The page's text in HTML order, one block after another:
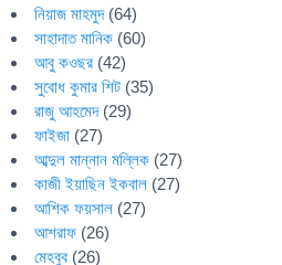
নিয়াজ মাহমুদ(64)
সাহাদাত মানিক (60)
আবু কওছর (42)
সুবোধ কুমার শিট (35)
রাজু আহমেদ(29)
ফাইজা (27)
আব্দুল মান্নান মল্লিক (27)
কাজী ইয়াছিন ইকবাল (27)
আশিক ফয়সাল (27)
আশরাফ (26)
মেহবুব (26)